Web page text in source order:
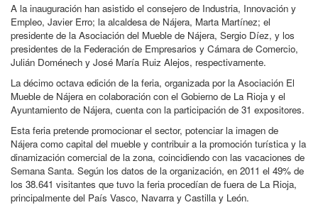
A la inauguración han asistido el consejero de Industria, Innovación y
Empleo, Javier Erro; la alcaldesa de Nájera, Marta Martínez; el
presidente de la Asociación del Mueble de Nájera, Sergio Díez, y los
presidentes de la Federación de Empresarios y Cámara de Comercio,
Julián Doménech y José María Ruiz Alejos, respectivamente.
La décimo octava edición de la feria, organizada por la Asociación El
Mueble de Nájera en colaboración con el Gobierno de La Rioja y el
Ayuntamiento de Nájera, cuenta con la participación de 31 expositores.
Esta feria pretende promocionar el sector, potenciar la imagen de
Nájera como capital del mueble y contribuir a la promoción turística y la
dinamización comercial de la zona, coincidiendo con las vacaciones de
Semana Santa. Según los datos de la organización, en 2011 el 49% de
los 38.641 visitantes que tuvo la feria procedían de fuera de La Rioja,
principalmente del País Vasco, Navarra y Castilla y León.